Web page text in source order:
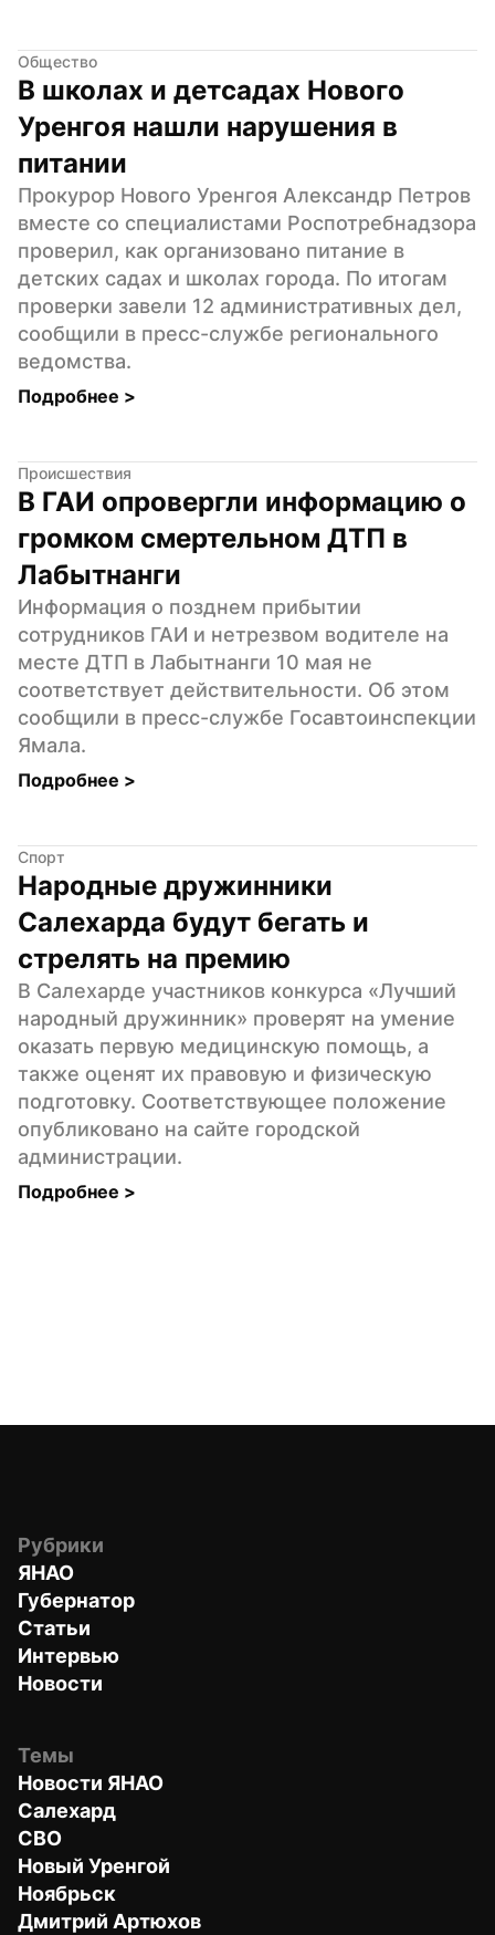
Общество
В школах и детсадах Нового
Уренгоя нашли нарушения в
питании
Прокурор Нового Уренгоя Александр Петров
вместе со специалистами Роспотребнадзора
проверил, как организовано питание в
детских садах и школах города. По итогам
проверки завели 12 административных дел,
сообщили в пресс-службе регионального
ведомства.
Подробнее >
Происшествия
В ГАИ опровергли информацию о
громком смертельном ДТП в
Лабытнанги
Информация о позднем прибытии
сотрудников ГАИ и нетрезвом водителе на
месте ДТП в Лабытнанги 10 мая не
соответствует действительности. Об этом
сообщили в пресс-службе Госавтоинспекции
Ямала.
Подробнее >
Спорт
Народные дружинники
Салехарда будут бегать и
стрелять на премию
В Салехарде участников конкурса «Лучший
народный дружинник» проверят на умение
оказать первую медицинскую помощь, а
также оценят их правовую и физическую
подготовку. Соответствующее положение
опубликовано на сайте городской
администрации.
Подробнее >
Рубрики
ЯНАО
Губернатор
Статьи
Интервью
Новости
Темы
Новости ЯНАО
Салехард
СВО
Новый Уренгой
Ноябрьск
Дмитрий Артюхов